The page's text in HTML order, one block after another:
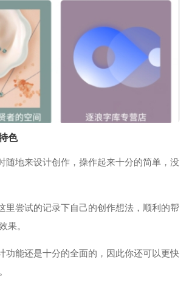
色
随地来设计创作，操作起来十分的简单，没
里尝试的记录下自己的创作想法，顺利的帮
果。
功能还是十分的全面的，因此你还可以更快